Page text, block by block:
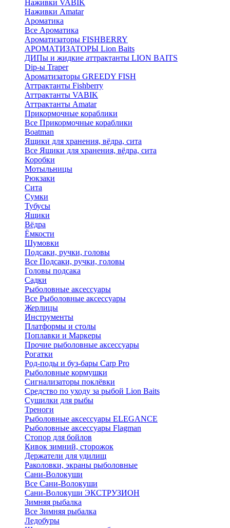
Наживки VABIK
Наживки Amatar
Ароматика
Все Ароматика
Ароматизаторы FISHBERRY
АРОМАТИЗАТОРЫ Lion Baits
ДИПы и жидкие аттрактанты LION BAITS
Dip-ы Traper
Ароматизаторы GREEDY FISH
Аттрактанты Fishberry
Аттрактанты VABIK
Аттрактанты Amatar
Прикормочные кораблики
Все Прикормочные кораблики
Boatman
Ящики для хранения, вёдра, сита
Все Ящики для хранения, вёдра, сита
Коробки
Мотыльницы
Рюкзаки
Сита
Сумки
Тубусы
Ящики
Вёдра
Ёмкости
Шумовки
Подсаки, ручки, головы
Все Подсаки, ручки, головы
Головы подсака
Садки
Рыболовные аксессуары
Все Рыболовные аксессуары
Жерлицы
Инструменты
Платформы и столы
Поплавки и Маркеры
Прочие рыболовные аксессуары
Рогатки
Род-поды и буз-бары Carp Pro
Рыболовные кормушки
Сигнализаторы поклёвки
Средство по уходу за рыбой Lion Baits
Сушилки для рыбы
Треноги
Рыболовные аксессуары ELEGANCE
Рыболовные аксессуары Flagman
Стопор для бойлов
Кивок зимний, сторожок
Держатели для удилищ
Раколовки, экраны рыболовные
Сани-Волокуши
Все Сани-Волокуши
Сани-Волокуши ЭКСТРУЗИОН
Зимняя рыбалка
Все Зимняя рыбалка
Ледобуры